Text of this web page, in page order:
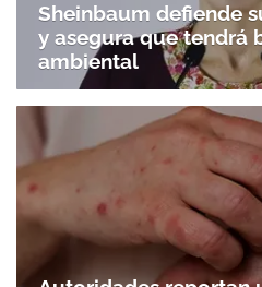
Sheinbaum defiende
y asegura que tendrá
ambiental